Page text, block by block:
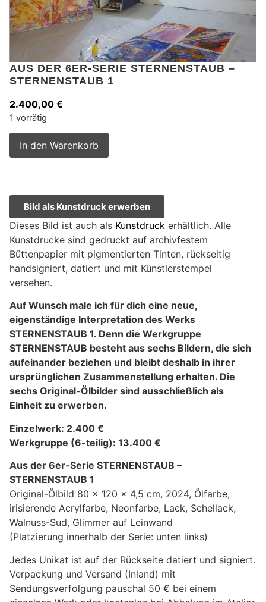
AUS DER 6ER-SERIE STERNENSTAUB –
STERNENSTAUB 1
2.400,00 €
1 vorrätig
In den Warenkorb
Bild als Kunstdruck erwerben
Dieses Bild ist auch als Kunstdruck erhältlich. Alle
Kunstdrucke sind gedruckt auf archivfestem
Büttenpapier mit pigmentierten Tinten, rückseitig
handsigniert, datiert und mit Künstlerstempel
versehen.
Auf Wunsch male ich für dich eine neue,
eigenständige Interpretation des Werks
STERNENSTAUB 1. Denn die Werkgruppe
STERNENSTAUB besteht aus sechs Bildern, die sich
aufeinander beziehen und bleibt deshalb in ihrer
ursprünglichen Zusammenstellung erhalten. Die
sechs Original-Ölbilder sind ausschließlich als
Einheit zu erwerben.
Einzelwerk: 2.400 €
Werkgruppe (6-teilig): 13.400 €
Aus der 6er-Serie STERNENSTAUB –
STERNENSTAUB 1
Original-Ölbild 80 x 120 x 4,5 cm, 2024, Ölfarbe,
irisierende Acrylfarbe, Neonfarbe, Lack, Schellack,
Walnuss-Sud, Glimmer auf Leinwand
(Platzierung innerhalb der Serie: unten links)
Jedes Unikat ist auf der Rückseite datiert und signiert.
Verpackung und Versand (Inland) mit
Sendungsverfolgung pauschal 50 € bei einem